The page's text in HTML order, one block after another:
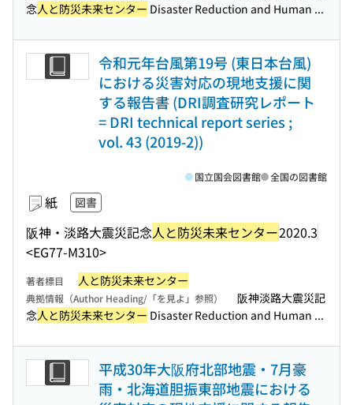
念人と防災未来センター Disaster Reduction and Human ...
令和元年台風第19号 (東日本台風)
における災害対応の現地支援に関
する報告書 (DRI調査研究レポート
= DRI technical report series ;
vol. 43 (2019-2))
紙 図書
阪神・淡路大震災記念人と防災未来センター2020.3
<EG77-M310>
国立国会図書館 全国の図書館
著者標目 人と防災未来センター
典拠情報（Author Heading/「を見よ」参照）
阪神淡路大震災記
念人と防災未来センター Disaster Reduction and Human ...
平成30年大阪府北部地震・7月豪
雨・北海道胆振東部地震における